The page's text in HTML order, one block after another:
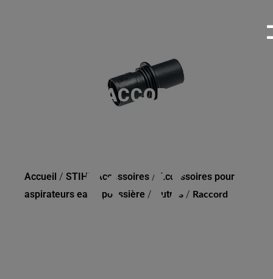
RACCORD
Accueil / STIHL Accessoires / Accessoires pour
aspirateurs eau / poussière / Autres / Raccord